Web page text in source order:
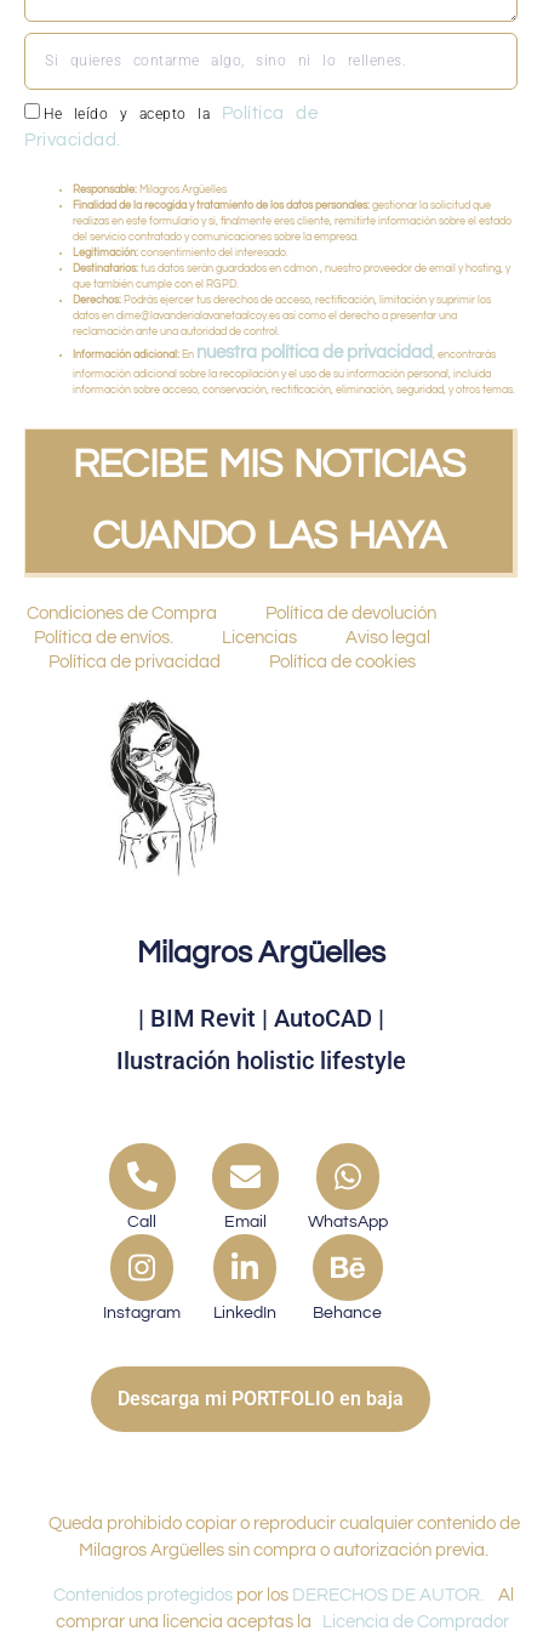
Milagros Argüelles
| BIM Revit | AutoCAD |
Ilustración holistic lifestyle
Call Email WhatsApp
Instagram LinkedIn Behance
Descarga mi PORTFOLIO en baja
Queda prohibido copiar o reproducir cualquier contenido de
Milagros Argüelles sin compra o autorización previa.
Contenidos protegidos por los DERECHOS DE AUTOR. Al
comprar una licencia aceptas la
Licencia de Comprador
He leído y acepto la
Política de
Privacidad.
Responsable: Milagros Argüelles
Finalidad de la recogida y tratamiento de los datos personales: gestionar la solicitud que
realizas en este formulario y si, finalmente eres cliente, remitirte información sobre el estado
del servicio contratado y comunicaciones sobre la empresa.
Legitimación: consentimiento del interesado.
Destinatarios: tus datos serán guardados en cdmon , nuestro proveedor de email y hosting, y
que también cumple con el RGPD.
Derechos: Podrás ejercer tus derechos de acceso, rectificación, limitación y suprimir los
datos en dime@lavanderialavanetaalcoy.es así como el derecho a presentar una
reclamación ante una autoridad de control.
Información adicional: En nuestra política de privacidad , encontrarás
información adicional sobre la recopilación y el uso de su información personal, incluida
información sobre acceso, conservación, rectificación, eliminación, seguridad, y otros temas.
RECIBE MIS NOTICIAS
CUANDO LAS HAYA
Condiciones de Compra
Política de devolución
Política de envíos.
Licencias
Aviso legal
Política de privacidad
Política de cookies